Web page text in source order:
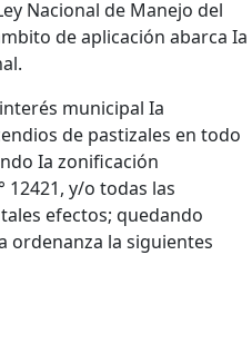
Nacional de Manejo del
de aplicación abarca Ia
municipal Ia
de pastizales en todo
Ia zonificación
12421, y/o todas las
efectos; quedando
ordenanza la siguientes